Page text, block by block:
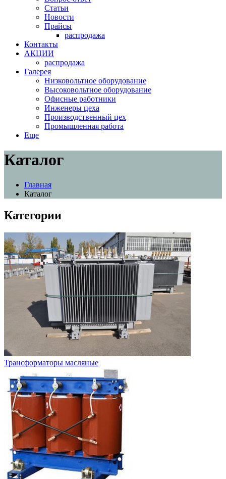
Статьи
Новости
Прайсы
распродажа
Контакты
АКЦИИ
распродажа
Галерея
Низковольтное оборудование
Высоковольтное оборудование
Офисные работники
Инженеры цеха
Производственный цех
Промышленная работа
Еще
Каталог
Главная
Каталог
Категории
Трансформаторы масляные